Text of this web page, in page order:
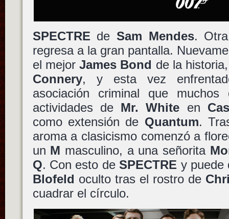
SPECTRE de Sam Mendes.
regresa a la gran pantalla.
el mejorJames Bond de la
Connery, y esta vez
asociación criminal que
actividades de Mr. White en
como extensión de Quantum.
aroma a clasicismo comenzó a
un M masculino, a una señorita
Q. Con esto deSPECTRE y
Blofeld oculto tras el rostro de
cuadrar el círculo.